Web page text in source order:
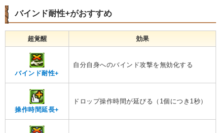
バインド耐性+がおすすめ
超覚醒 効果
バインド耐性+
自分自身へのバインド攻撃を無効化する
操作時間延長+
ドロップ操作時間が延びる（1個につき1秒）